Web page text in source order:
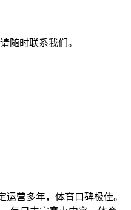
随时联系我们。
运营多年，体育口碑极佳。